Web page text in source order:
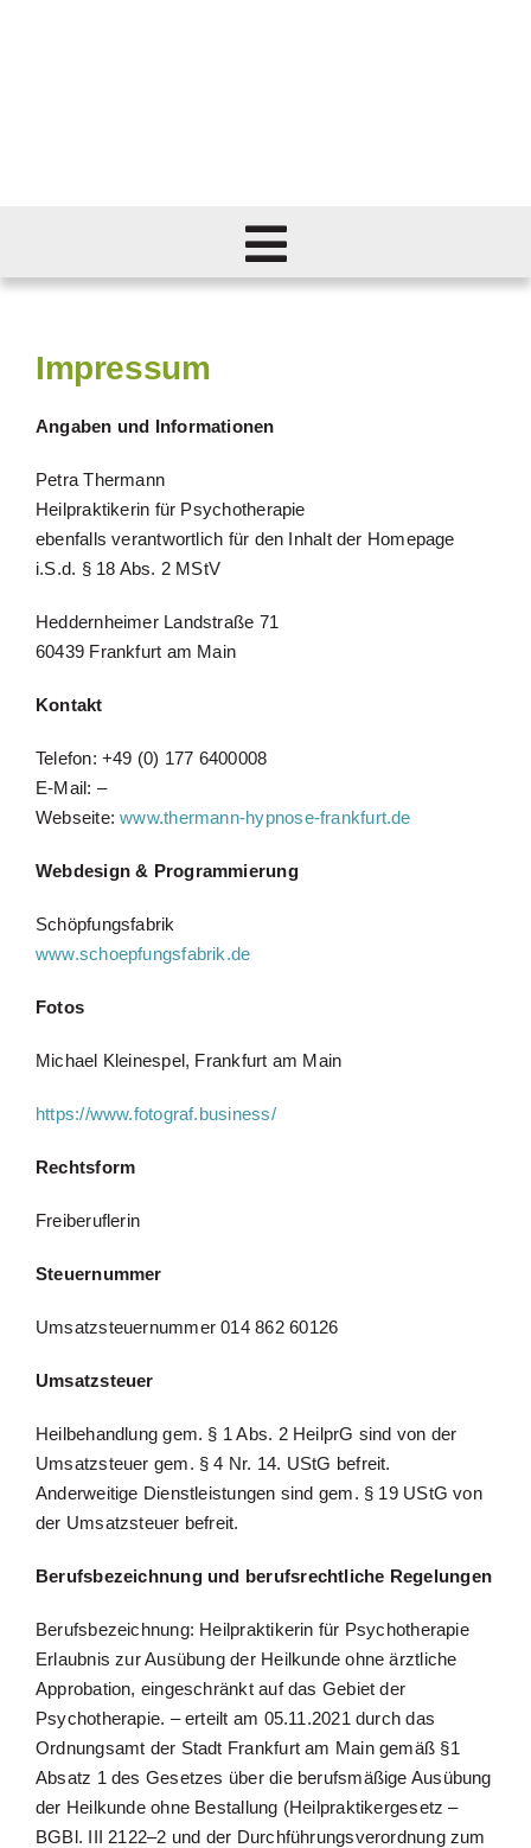
Toggle
Leistungen
Methoden
Über mich
Honorar
Häufige Fragen
Kontakt/Anfahrt
Impressum
Angaben und Informationen
Petra Thermann
Heilpraktikerin für Psychotherapie
ebenfalls verantwortlich für den Inhalt der Homepage
i.S.d. § 18 Abs. 2 MStV
Heddernheimer Landstraße 71
60439 Frankfurt am Main
Kontakt
Telefon: +49 (0) 177 6400008
E‑Mail: –
Webseite:www.thermann-hypnose-frankfurt.de
Webdesign & Programmierung
Schöpfungsfabrik
www.schoepfungsfabrik.de
Fotos
Michael Kleinespel, Frankfurt am Main
https://www.fotograf.business/
Rechtsform
Freiberuflerin
Steuernummer
Umsatzsteuernummer 014 862 60126
Umsatzsteuer
Heilbehandlung gem. § 1 Abs. 2 HeilprG sind von der
Umsatzsteuer gem. § 4 Nr. 14. UStG befreit.
Anderweitige Dienstleistungen sind gem. § 19 UStG von
der Umsatzsteuer befreit.
Berufsbezeichnung und berufsrechtliche Regelungen
Berufsbezeichnung: Heilpraktikerin für Psychotherapie
Erlaubnis zur Ausübung der Heilkunde ohne ärztliche
Approbation, eingeschränkt auf das Gebiet der
Psychotherapie. – erteilt am 05.11.2021 durch das
Ordnungsamt der Stadt Frankfurt am Main gemäß §1
Absatz 1 des Gesetzes über die berufsmäßige Ausübung
der Heilkunde ohne Bestallung (Heilpraktikergesetz –
BGBl. III 2122–2 und der Durchführungsverordnung zum